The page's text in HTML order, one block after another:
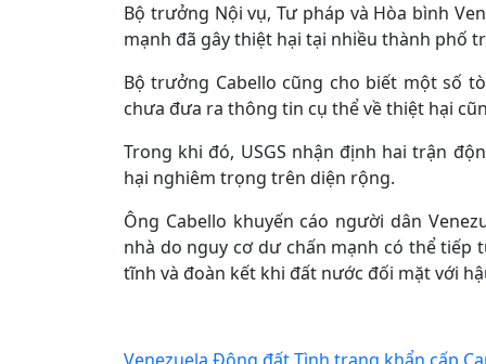
​Bộ trưởng Nội vụ, Tư pháp và Hòa bình
mạnh đã gây thiệt hại tại nhiều thành phố
Bộ trưởng Cabello cũng cho biết một số
chưa đưa ra thông tin cụ thể về thiệt hại
Trong khi đó, USGS nhận định hai trận
hại nghiêm trọng trên diện rộng.
Ông Cabello khuyến cáo người dân
nhà do nguy cơ dư chấn mạnh có thể
tĩnh và đoàn kết khi đất nước đối mặt với